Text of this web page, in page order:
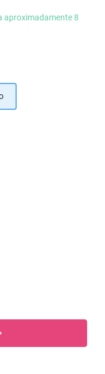
aproximadamente 8
este momento.)
momento.)